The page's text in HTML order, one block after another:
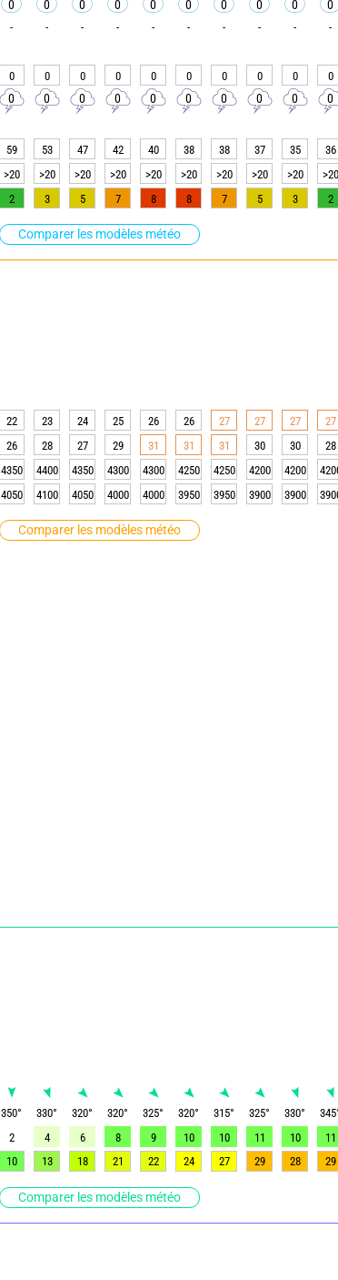
Comparer les modèles météo
Comparer les modèles météo
Comparer les modèles météo
0 0 0 0 0 0 0 0 0 0
- - - - - - - - - -
0 0 0 0 0 0 0 0 0 0
0 0 0 0 0 0 0 0 0 0
59 53 47 42 40 38 38 37 35 36
>20 >20 >20 >20 >20 >20 >20 >20 >20 >20
2 3 5 7 8 8 7 5 3 2
22 23 24 25 26 26 27 27 27 27
26 28 27 29 31 31 31 30 30 28
4350 4400 4350 4300 4300 4250 4250 4200 4200
4050 4100 4050 4000 4000 3950 3950 3900 3900
350° 330° 320° 320° 325° 320° 315° 325° 330° 345
2 4 6 8 9 10 10 11 10 11
10 13 18 21 22 24 27 29 28 29